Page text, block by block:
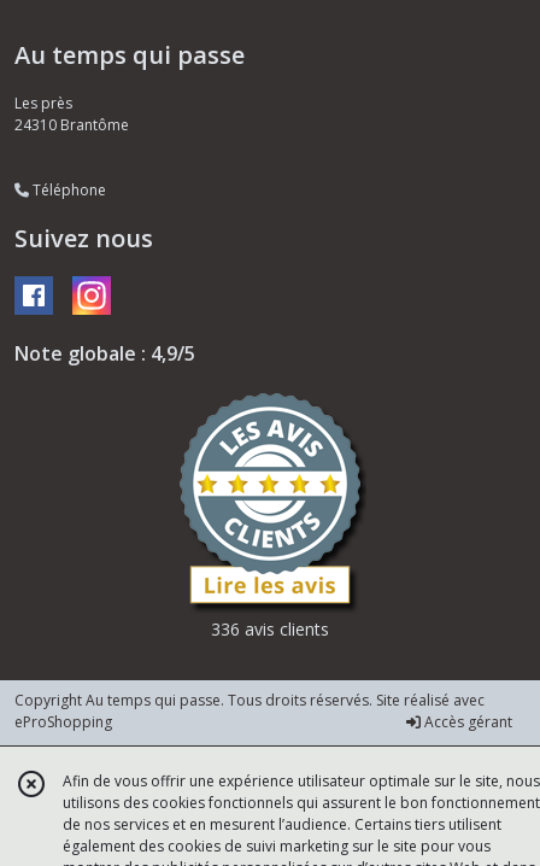
Au temps qui passe
Les près
24310 Brantôme
Téléphone
Suivez nous
Note globale : 4,9/5
336 avis clients
Copyright Au temps qui passe. Tous droits réservés. Site réalisé avec
eProShopping
Accès gérant
Afin de vous offrir une expérience utilisateur optimale sur le site, nous
utilisons des cookies fonctionnels qui assurent le bon fonctionnement
de nos services et en mesurent l’audience. Certains tiers utilisent
également des cookies de suivi marketing sur le site pour vous